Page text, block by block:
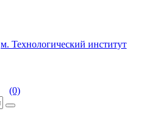
м. Технологический институт
(0)